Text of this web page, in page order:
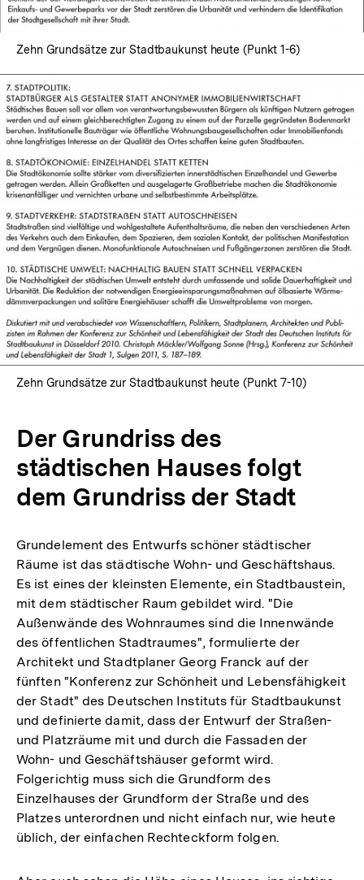
Zehn Grundsätze zur Stadtbaukunst heute (Punkt 1-6)
Zehn Grundsätze zur Stadtbaukunst heute (Punkt 7-10)
Der Grundriss des
städtischen Hauses folgt
dem Grundriss der Stadt
Grundelement des Entwurfs schöner städtischer
Räume ist das städtische Wohn- und Geschäftshaus.
Es ist eines der kleinsten Elemente, ein Stadtbaustein,
mit dem städtischer Raum gebildet wird. "Die
Außenwände des Wohnraumes sind die Innenwände
des öffentlichen Stadtraumes", formulierte der
Architekt und Stadtplaner Georg Franck auf der
fünften "Konferenz zur Schönheit und Lebensfähigkeit
der Stadt" des Deutschen Instituts für Stadtbaukunst
und definierte damit, dass der Entwurf der Straßen-
und Platzräume mit und durch die Fassaden der
Wohn- und Geschäftshäuser geformt wird.
Folgerichtig muss sich die Grundform des
Einzelhauses der Grundform der Straße und des
Platzes unterordnen und nicht einfach nur, wie heute
üblich, der einfachen Rechteckform folgen.